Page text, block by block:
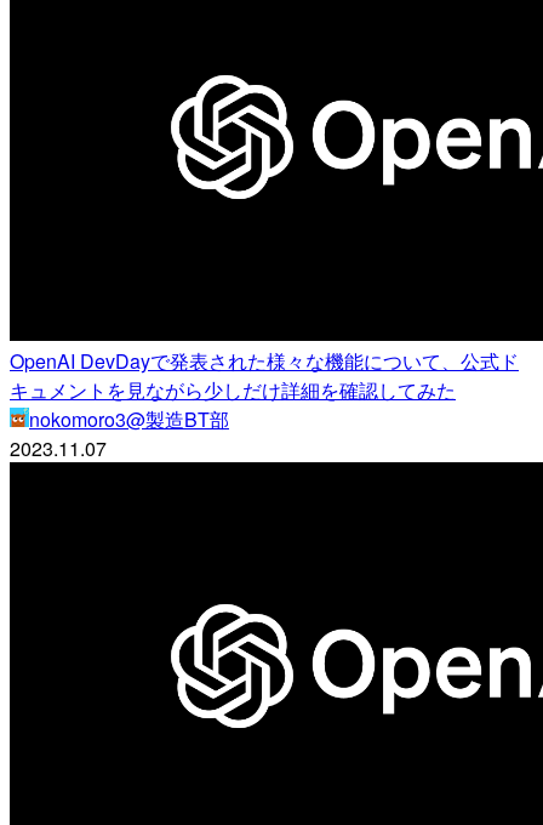
OpenAI DevDayで発表された様々な機能について、公式ド
キュメントを見ながら少しだけ詳細を確認してみた
nokomoro3@製造BT部
2023.11.07